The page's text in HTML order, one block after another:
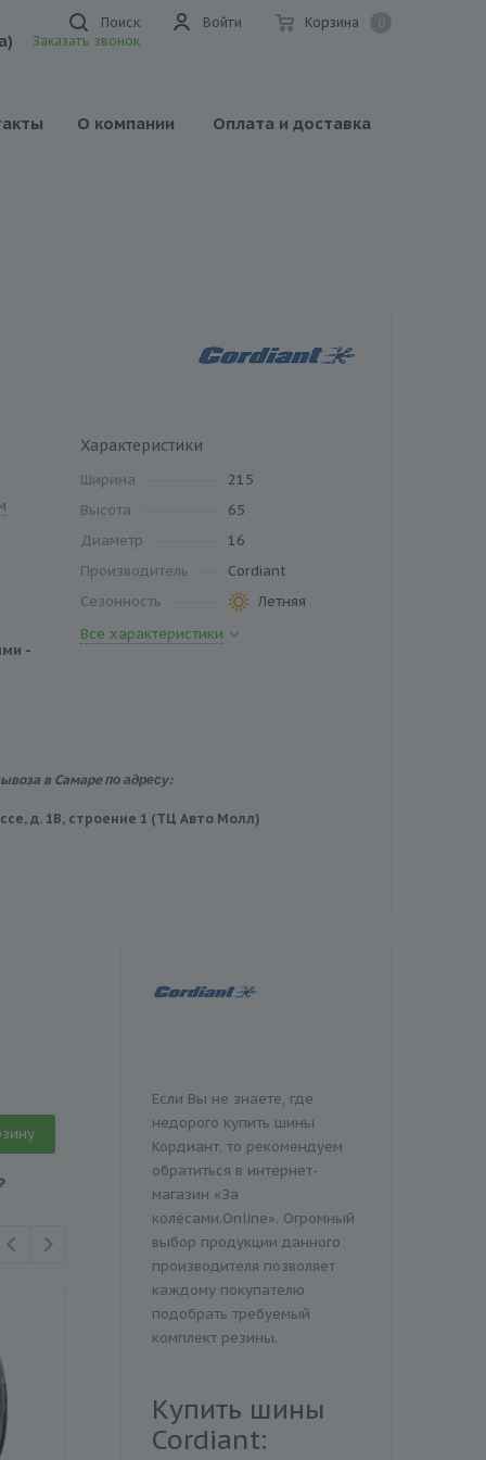
Корзина
Войти
Поиск
Заказать звонок
О компании Оплата и доставка
-
Характеристики
Ширина
215
Высота
65
Диаметр
16
Производитель
Cordiant
Сезонность
Летняя
Все характеристики
в Самарепо адресу:
д. 1В, строение 1 (ТЦ Авто Молл)
Если Вы не знаете, где
недорого купить шины
Кордиант, то рекомендуем
обратиться в интернет-
магазин «За
колёсами.Online». Огромный
выбор продукции данного
производителя позволяет
каждому покупателю
подобрать требуемый
комплект резины.
Купить шины
Cordiant: